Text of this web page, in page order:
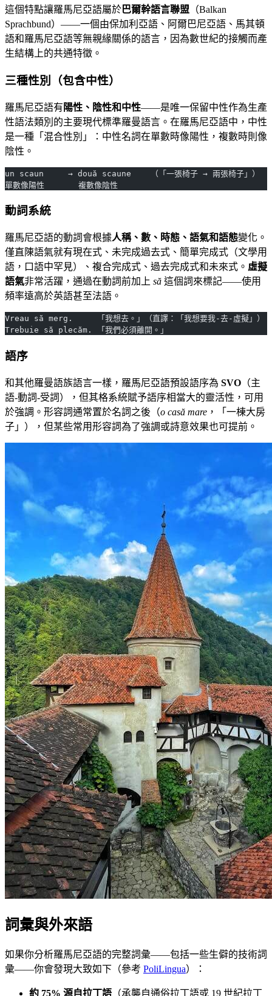
這個特點讓羅馬尼亞語屬於 巴爾幹語言聯盟 （Balkan
Sprachbund）——一個由保加利亞語、阿爾巴尼亞語、馬其頓
語和羅馬尼亞語等無親緣關係的語言，因為數世紀的接觸而產
生結構上的共通特徵。
三種性別（包含中性）
羅馬尼亞語有 陽性、陰性和中性——是唯一保留中性作為生產
性語法類別的主要現代標準羅曼語言。在羅馬尼亞語中，中性
是一種「混合性別」：中性名詞在單數時像陽性，複數時則像
陰性。
un scaun     → două scaune    （「一張椅子 → 兩張椅子」）
單數像陽性       複數像陰性
動詞系統
羅馬尼亞語的動詞會根據人稱、數、時態、語氣和語態變化。
僅直陳語氣就有現在式、未完成過去式、簡單完成式（文學用
語，口語中罕見）、複合完成式、過去完成式和未來式。 虛擬
語氣非常活躍，通過在動詞前加上 să 這個詞來標記——使用
頻率遠高於英語甚至法語。
Vreau să merg.     「我想去。」（直譯：「我想要我-去-虛擬」）
Trebuie să plecăm. 「我們必須離開。」
語序
和其他羅曼語族語言一樣，羅馬尼亞語預設語序為 SVO （主
語-動詞-受詞），但其格系統賦予語序相當大的靈活性，可用
於強調。形容詞通常置於名詞之後（o casă mare ，「一棟大房
子」），但某些常用形容詞為了強調或詩意效果也可提前。
詞彙與外來語
如果你分析羅馬尼亞語的完整詞彙——包括一些生僻的技術詞
彙——你會發現大致如下（參考 PoliLingua）：
約 75% 源自拉丁語 （承襲自通俗拉丁語或 19 世紀拉丁